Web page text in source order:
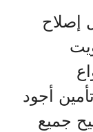
إصلاح
أجود
جميع